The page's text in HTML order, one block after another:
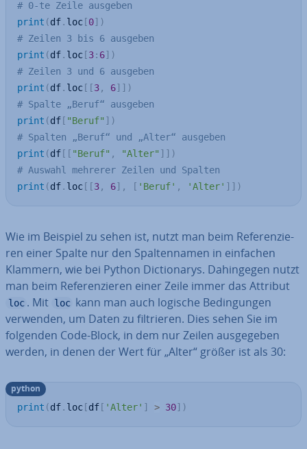
# 0-te Zeile ausgeben
print (df. loc [0] )
# Zeilen 3 bis 6 ausgeben
print (df. loc [3: 6] )
# Zeilen 3 und 6 ausgeben
print (df. loc [ [3, 6] ] )
# Spalte „Beruf“ ausgeben
print (df [ "Beruf" ] )
# Spalten „Beruf“ und „Alter“ ausgeben
print (df [ [ "Beruf" , "Alter" ] ] )
# Auswahl mehrerer Zeilen und Spalten
print (df. loc [ [3, 6] , [ 'Beruf' , 'Alter' ] ] )
Wie im Beispiel zu sehen ist, nutzt man beim Re­fe­ren­zie­
ren einer Spalte nur den Spal­ten­na­men in einfachen
Klammern, wie bei Python Dic­tion­a­rys. Da­hin­ge­gen nutzt
man beim Re­fe­ren­zie­ren einer Zeile immer das Attribut
loc . Mit loc kann man auch logische Be­din­gun­gen
verwenden, um Daten zu fil­trie­ren. Dies sehen Sie im
folgenden Code-Block, in dem nur Zeilen aus­ge­ge­ben
werden, in denen der Wert für „Alter“ größer ist als 30:
print (df. loc [df [ 'Alter' ] > 30] )
python